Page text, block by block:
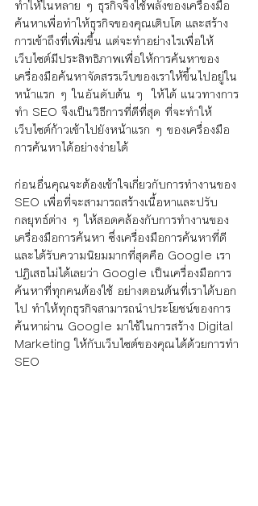
ทำให้ในหลาย ๆ ธุรกิจจึงใช้พลังของเครื่องมือ
ค้นหาเพื่อทำให้ธุรกิจของคุณเติบโต และสร้าง
การเข้าถึงที่เพิ่มขึ้น แต่จะทำอย่างไรเพื่อให้
เว็บไซต์มีประสิทธิภาพเพื่อให้การค้นหาของ
เครื่องมือค้นหาจัดสรรเว็บของเราให้ขึ้นไปอยู่ใน
หน้าแรก ๆ ในอันดับต้น ๆ  ให้ได้ แนวทางการ
ทำ SEO จึงเป็นวิธีการที่ดีที่สุด ที่จะทำให้
เว็บไซต์ก้าวเข้าไปยังหน้าแรก ๆ ของเครื่องมือ
การค้นหาได้อย่างง่ายได้
ก่อนอื่นคุณจะต้องเข้าใจเกี่ยวกับการทำงานของ
SEO เพื่อที่จะสามารถสร้างเนื้อหาและปรับ
กลยุทธ์ต่าง ๆ ให้สอดคล้องกับการทำงานของ
เครื่องมือการค้นหา ซึ่งเครื่องมือการค้นหาที่ดี
และได้รับความนิยมมากที่สุดคือ Google เรา
ปฏิเสธไม่ได้เลยว่า Google เป็นเครื่องมือการ
ค้นหาที่ทุกคนต้องใช้ อย่างตอนต้นที่เราได้บอก
ไป ทำให้ทุกธุรกิจสามารถนำประโยชน์ของการ
ค้นหาผ่าน Google มาใช้ในการสร้าง Digital
Marketing ให้กับเว็บไซต์ของคุณได้ด้วยการทำ
SEO